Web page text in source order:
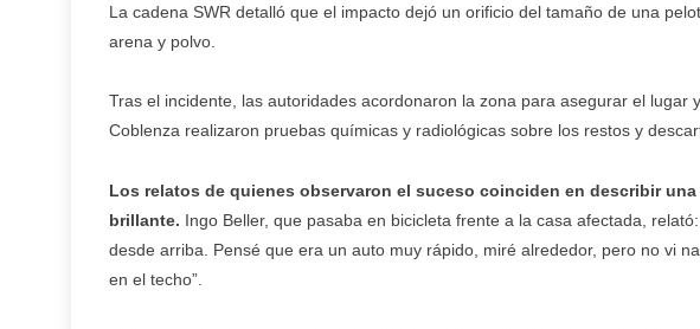
La cadena SWR detalló que el impacto dejó un orificio del tamaño de una
arena y polvo.
Tras el incidente, las autoridades acordonaron la zona para asegurar el lugar
Coblenza realizaron pruebas químicas y radiológicas sobre los restos y
Los relatos de quienes observaron el suceso coinciden en describir
brillante. Ingo Beller, que pasaba en bicicleta frente a la casa afectada,
desde arriba. Pensé que era un auto muy rápido, miré alrededor, pero no vi
en el techo”.